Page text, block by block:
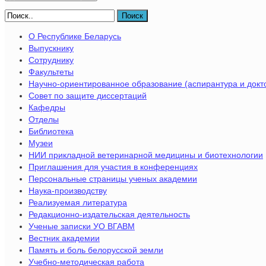
Поиск
О Республике Беларусь
Выпускнику
Сотруднику
Факультеты
Научно-ориентированное образование (аспирантура и
Совет по защите диссертаций
Кафедры
Отделы
Библиотека
Музеи
НИИ прикладной ветеринарной медицины и биотехнологии
Приглашения для участия в конференциях
Персональные страницы ученых академии
Наука-производству
Реализуемая литература
Редакционно-издательская деятельность
Ученые записки УО ВГАВМ
Вестник академии
Память и боль белорусской земли
Учебно-методическая работа